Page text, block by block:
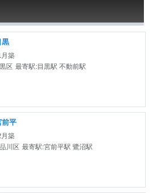
黒
月築
区 最寄駅:目黒駅 不動前駅
前平
月築
川区 最寄駅:宮前平駅 鷺沼駅